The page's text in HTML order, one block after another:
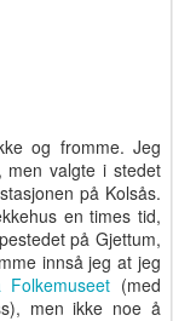
og fromme. Jeg
men valgte i stedet
på Kolsås.
en times tid,
på Gjettum,
innså jeg at jeg
(med
men ikke noe å